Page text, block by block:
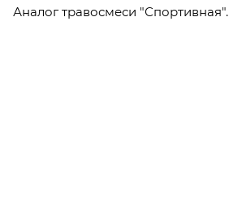
Аналог травосмеси "Спортивная".